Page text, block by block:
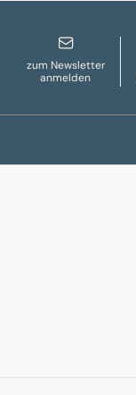
zum Newsletter
anmelden